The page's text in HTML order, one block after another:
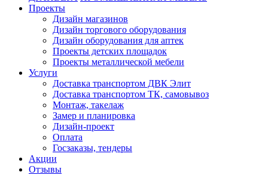
Проекты
Дизайн магазинов
Дизайн торгового оборудования
Дизайн оборудования для аптек
Проекты детских площадок
Проекты металлической мебели
Услуги
Доставка транспортом ДВК Элит
Доставка транспортом ТК, самовывоз
Монтаж, такелаж
Замер и планировка
Дизайн-проект
Оплата
Госзаказы, тендеры
Акции
Отзывы